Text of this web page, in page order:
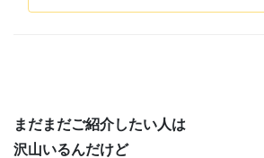
まだまだご紹介したい人は
沢山いるんだけど